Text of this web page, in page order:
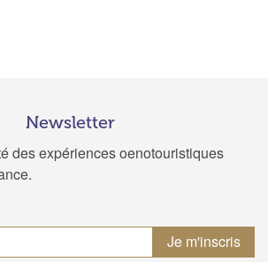
Newsletter
des expériences oenotouristiques